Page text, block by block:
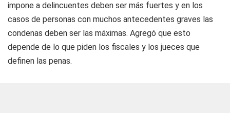
impone a delincuentes deben ser más fuertes y en los
casos de personas con muchos antecedentes graves las
condenas deben ser las máximas. Agregó que esto
depende de lo que piden los fiscales y los jueces que
definen las penas.